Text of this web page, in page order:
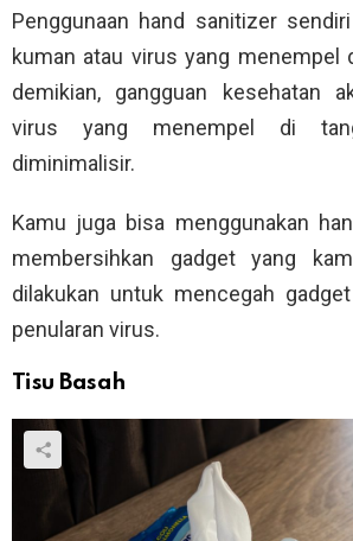
Penggunaan hand sanitizer
kuman atau virus yang menempel
demikian, gangguan kesehatan
virus yang menempel di
diminimalisir.
Kamu juga bisa menggunakan
membersihkan gadget yang
dilakukan untuk mencegah
penularan virus.
Tisu Basah